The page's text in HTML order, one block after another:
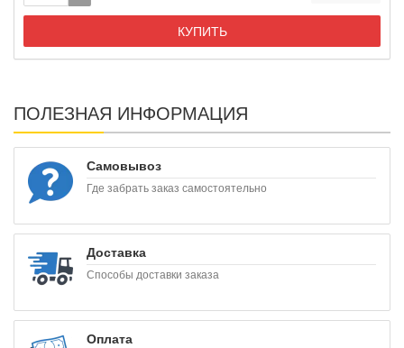
КУПИТЬ
ПОЛЕЗНАЯ ИНФОРМАЦИЯ
Самовывоз
Где забрать заказ самостоятельно
Доставка
Способы доставки заказа
Оплата